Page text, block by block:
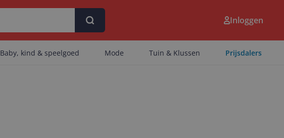
Inloggen
Baby, kind & speelgoed Mode Tuin & Klussen Prijsdalers